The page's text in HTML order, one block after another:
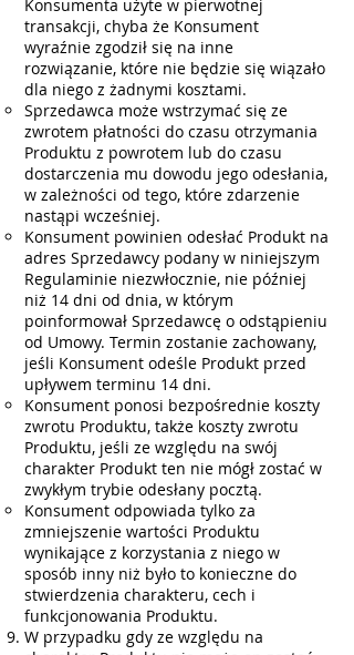
Konsumenta użyte w pierwotnej
transakcji, chyba że Konsument
wyraźnie zgodził się na inne
rozwiązanie, które nie będzie się wiązało
dla niego z żadnymi kosztami.
Sprzedawca może wstrzymać się ze
zwrotem płatności do czasu otrzymania
Produktu z powrotem lub do czasu
dostarczenia mu dowodu jego odesłania,
w zależności od tego, które zdarzenie
nastąpi wcześniej.
Konsument powinien odesłać Produkt na
adres Sprzedawcy podany w niniejszym
Regulaminie niezwłocznie, nie później
niż 14 dni od dnia, w którym
poinformował Sprzedawcę o odstąpieniu
od Umowy. Termin zostanie zachowany,
jeśli Konsument odeśle Produkt przed
upływem terminu 14 dni.
Konsument ponosi bezpośrednie koszty
zwrotu Produktu, także koszty zwrotu
Produktu, jeśli ze względu na swój
charakter Produkt ten nie mógł zostać w
zwykłym trybie odesłany pocztą.
Konsument odpowiada tylko za
zmniejszenie wartości Produktu
wynikające z korzystania z niego w
sposób inny niż było to konieczne do
stwierdzenia charakteru, cech i
funkcjonowania Produktu.
W przypadku gdy ze względu na